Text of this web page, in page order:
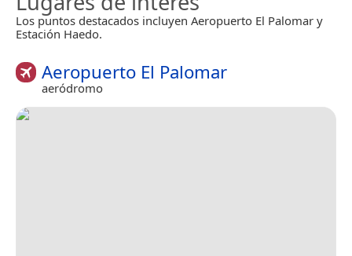
Los puntos destacados incluyen Aeropuerto El Palomar y
Estación Haedo.
Aeropuerto El Palomar
aeródromo